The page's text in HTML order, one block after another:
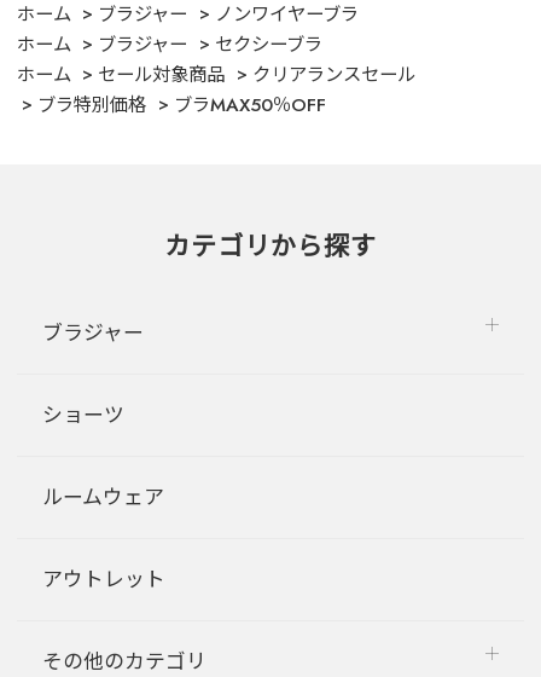
ホーム
ブラジャー
ノンワイヤーブラ
ホーム
ブラジャー
セクシーブラ
ホーム
セール対象商品
クリアランスセール
ブラ特別価格
ブラMAX50％OFF
カテゴリから探す
ブラジャー
ショーツ
ルームウェア
アウトレット
その他のカテゴリ